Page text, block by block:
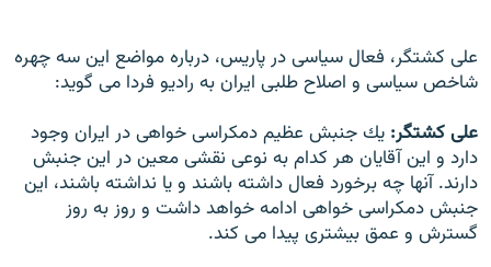
على كشتگر، فعال سياسى در پاريس، درباره مواضع اين سه چهره
شاخص سياسى و اصلاح طلبى ايران به رادیو فردا مى گويد:
علی کشتگر: يك جنبش عظيم دمكراسى خواهى در ايران وجود
دارد و اين آقايان هر كدام به نوعى نقشى معين در اين جنبش
دارند. آنها چه برخورد فعال داشته باشند و يا نداشته باشند، اين
جنبش دمكراسى خواهى ادامه خواهد داشت و روز به روز
گسترش و عمق بيشترى پيدا مى كند.